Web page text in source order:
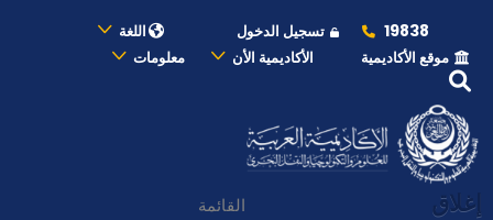
19838 تسجيل الدخول
اللغة
موقع الأكاديمية
الأكاديمية الأن معلومات
إغلاق القائمة